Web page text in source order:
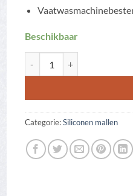
Beschikbaar
Categorie:Siliconen mallen